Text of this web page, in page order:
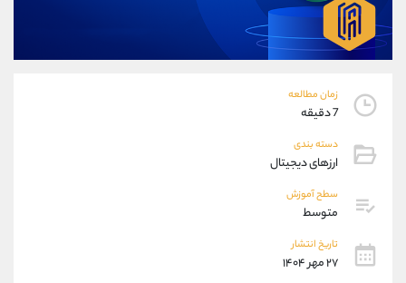
زمان مطالعه
7 دقیقه
دسته بندی
ارزهای دیجیتال
سطح آموزش
متوسط
تاریخ انتشار
۲۷ مهر ۱۴۰۴
واتساپ
تلگرام
پشتیبان فروش
موبایل
اطلاعات تماس